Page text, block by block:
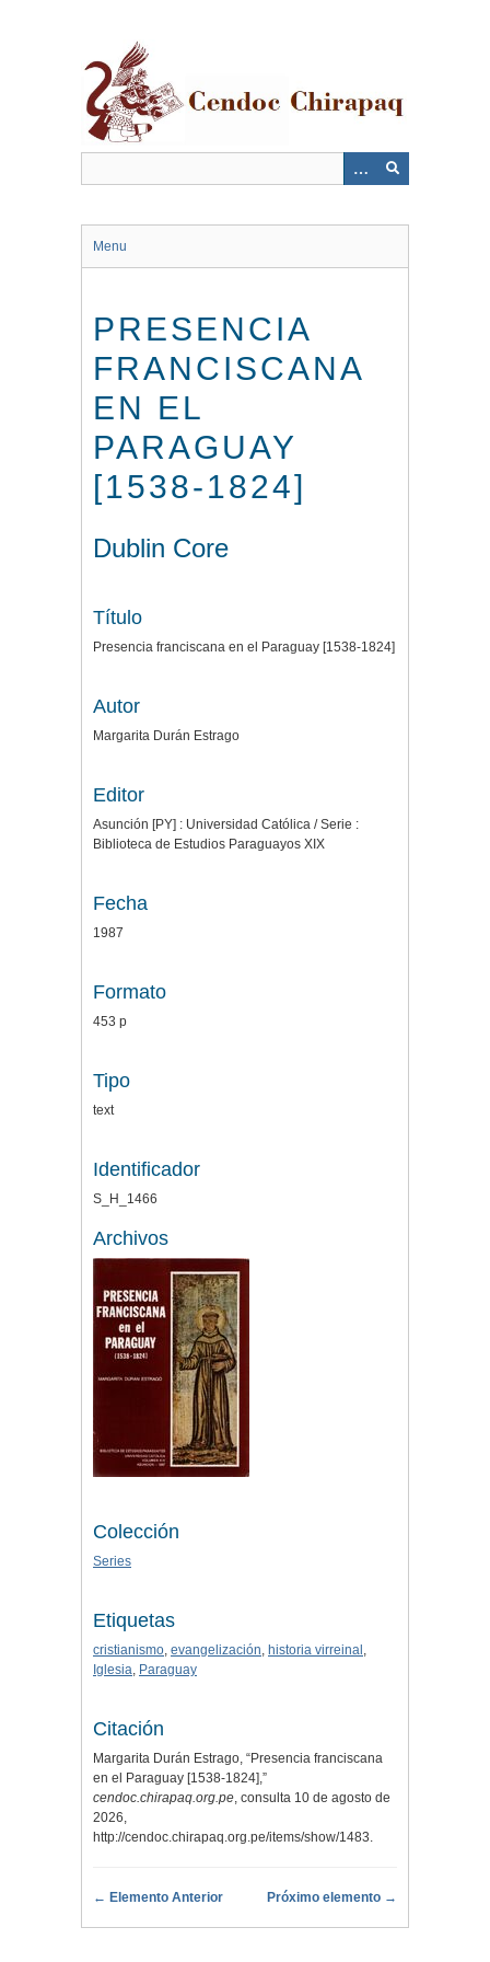
Menu
PRESENCIA
FRANCISCANA
EN EL
PARAGUAY
[1538-1824]
Dublin Core
Título
Presencia franciscana en el Paraguay [1538-1824]
Autor
Margarita Durán Estrago
Editor
Asunción [PY] : Universidad Católica / Serie :
Biblioteca de Estudios Paraguayos XIX
Fecha
1987
Formato
453 p
Tipo
text
Identificador
S_H_1466
Archivos
Colección
Series
Etiquetas
cristianismo, evangelización, historia virreinal ,
Iglesia, Paraguay
Citación
Margarita Durán Estrago, “Presencia franciscana
en el Paraguay [1538-1824],”
cendoc.chirapaq.org.pe, consulta 10 de agosto de
2026,
http://cendoc.chirapaq.org.pe/items/show/1483.
← Elemento Anterior Próximo elemento →